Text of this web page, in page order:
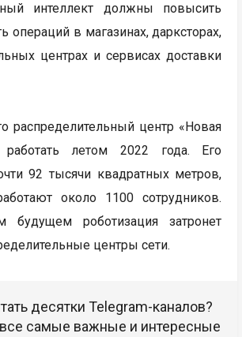
интеллект должны повысить
операций в магазинах, дарксторах,
центрах и сервисах доставки
распределительный центр «Новая
работать летом 2022 года. Его
92 тысячи квадратных метров,
около 1100 сотрудников.
роботизация затронет
центры сети.
десятки Telegram-каналов?
самые важные и интересные